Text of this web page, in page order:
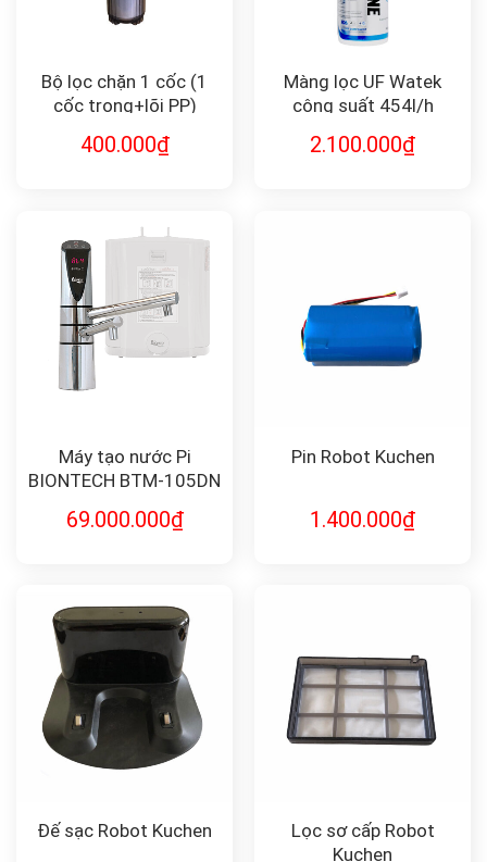
Bộ lọc chặn 1 cốc (1
cốc trong+lõi PP)
400.000₫
Màng lọc UF Watek
công suất 454l/h
2.100.000₫
Máy tạo nước Pi
BIONTECH BTM-105DN
69.000.000₫
Pin Robot Kuchen
1.400.000₫
Đế sạc Robot Kuchen
Lọc sơ cấp Robot
Kuchen